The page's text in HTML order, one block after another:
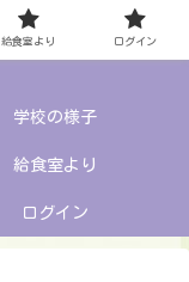
学校の様子
給食室より
ログイン
給食室より ログイン